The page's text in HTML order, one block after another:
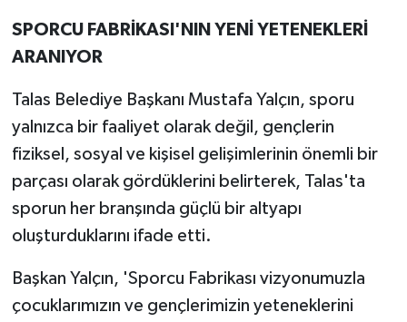
SPORCU FABRİKASI'NIN YENİ YETENEKLERİ
ARANIYOR
Talas Belediye Başkanı Mustafa Yalçın, sporu
yalnızca bir faaliyet olarak değil, gençlerin
fiziksel, sosyal ve kişisel gelişimlerinin önemli bir
parçası olarak gördüklerini belirterek, Talas'ta
sporun her branşında güçlü bir altyapı
oluşturduklarını ifade etti.
Başkan Yalçın, 'Sporcu Fabrikası vizyonumuzla
çocuklarımızın ve gençlerimizin yeteneklerini